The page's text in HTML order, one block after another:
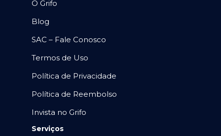
O Grifo
Blog
SAC – Fale Conosco
Termos de Uso
Política de Privacidade
Política de Reembolso
Invista no Grifo
Serviços